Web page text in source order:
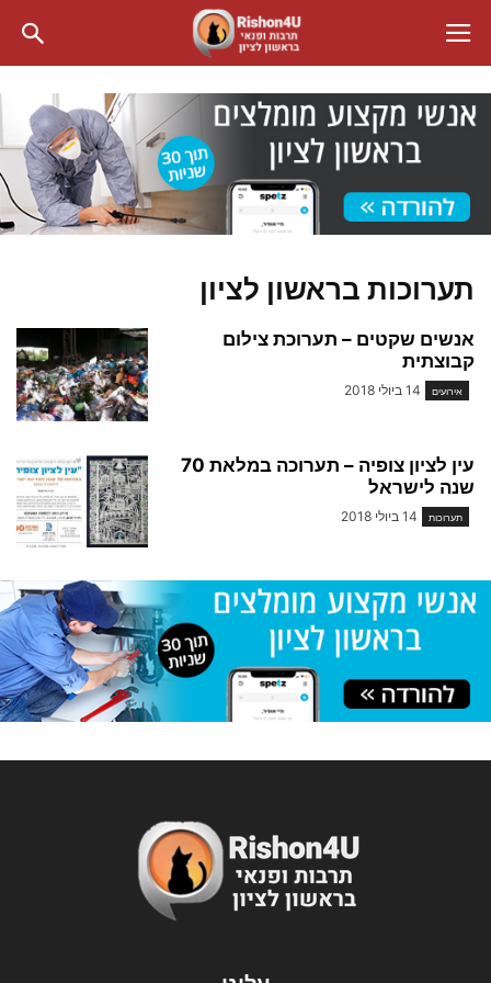
תערוכות בראשון לציון
אנשים שקטים – תערוכת צילום
קבוצתית
אירועים 14 ביולי 2018
עין לציון צופיה – תערוכה במלאת 70
שנה לישראל
תערוכות 14 ביולי 2018